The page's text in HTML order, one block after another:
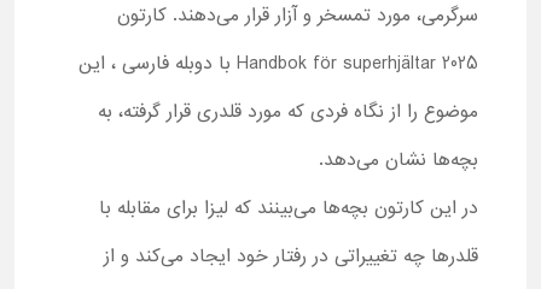
سرگرمی، مورد تمسخر و آزار قرار می‌دهند. کارتون
Handbok för superhjältar 2025 با دوبله فارسی ، این
موضوع را از نگاه فردی که مورد قلدری قرار گرفته، به
بچه‌ها نشان می‌دهد.
در این کارتون بچه‌ها می‌بینند که لیزا برای مقابله با
قلدرها چه تغییراتی در رفتار خود ایجاد می‌کند و از